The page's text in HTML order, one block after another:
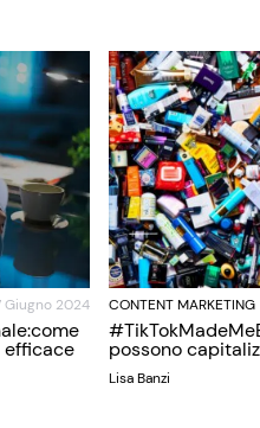
Giugno 2024
efficace
CONTENT MARKETING
possono
Lisa Banzi